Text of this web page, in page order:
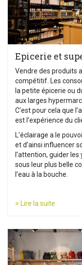
Epicerie et
Vendre des produits
compétitif. Les
la petite épicerie ou
aux larges
C’est pour cela que
est l’expérience du
L’éclairage a le
et d’ainsi influencer
l’attention, guider
sous leur plus belle
l’eau à la bouche.
> Lire la suite